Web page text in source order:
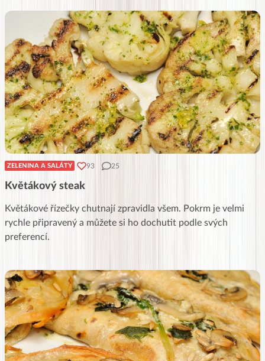
ZELENINA A SALÁTY 93 25
Květákový steak
Květákové řízečky chutnají zpravidla všem. Pokrm je velmi
rychle připravený a můžete si ho dochutit podle svých
preferencí.